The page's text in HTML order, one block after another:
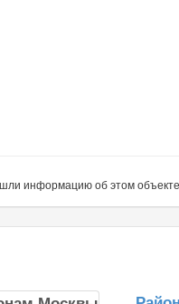
информацию об этом